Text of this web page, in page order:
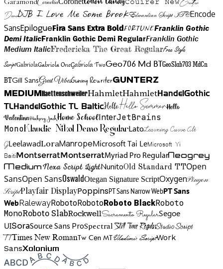
Creattion
DemoDJB I Love Me Some BrookEdwardian Script ITCEncode
SansEpilogueFira Sans Extra BoldFortuneFranklin Gothic
Demi ItalicFranklin Gothic Demi RegularFranklin Gothic
Medium ItalicFredericka The Great RegularFree Style
ScriptGabriolaGabriola OneGabriola TwoGeo706 Md BTGeoSlab703 MdCn
BTGill SansGreat VibesGunny RewriterGunterz
Medium HaettenschweilerHahmletHahmletHandelGothic
TLHandelGothic TL BalticHelloHello SummerHello
ValentinaHickory JackHome SchoolInterJetBrains
MonoKlaudie Nikol Demo RegularLatoLearning Curve Alt
GLeelawadLoraManropeMicrosoft Tai LeMicrosoft Yi
BaitiMontserratMontserratMyriad Pro RegularNeogrey
MediumNexa Script LightNunitoOld Standard TTOpen
SansOpen SansOswaldOtegan Signature ScriptOxygenPinyon
ScriptPlayfair DisplayPoppinsPT Sans Narrow WebPT Sans
WebRalewayRobotoRobotoRoboto BlackRoboto
MonoRoboto SlabRockwellSacramento RegularSegoe
UISoraSource Sans ProSpectralStill Time RegularStudio Script
TTTimes New RomanTw Cen MTVladimir ScriptWork
SansXolonium